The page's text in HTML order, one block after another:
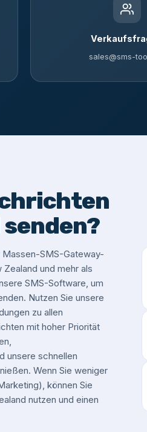
sales@sms-
senden?
Massen-SMS-Gateway-
und mehr als
SMS-Software, um
Nutzen Sie unsere
zu allen
mit hoher Priorität
unsere schnellen
Wenn Sie weniger
können Sie
nutzen und einen